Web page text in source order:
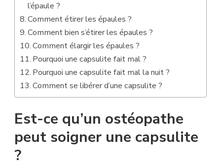
l’épaule ?
Comment étirer les épaules ?
Comment bien s’étirer les épaules ?
Comment élargir les épaules ?
Pourquoi une capsulite fait mal ?
Pourquoi une capsulite fait mal la nuit ?
Comment se libérer d’une capsulite ?
Est-ce qu’un ostéopathe
peut soigner une capsulite
?